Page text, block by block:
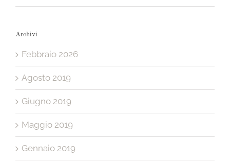
Archivi
Febbraio 2026
Agosto 2019
Giugno 2019
Maggio 2019
Gennaio 2019